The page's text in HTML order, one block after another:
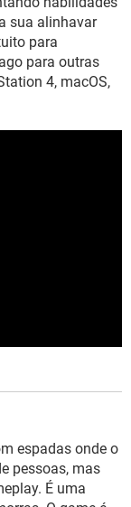
sua alinhavar
para
para outras
4, macOS,
espadas onde o
pessoas, mas
É uma